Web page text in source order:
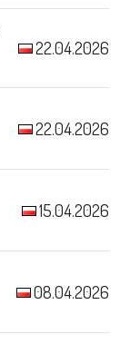
22.04.2026
22.04.2026
15.04.2026
08.04.2026